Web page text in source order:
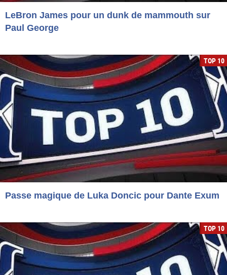
LeBron James pour un dunk de mammouth sur
Paul George
TOP 10
Passe magique de Luka Doncic pour Dante Exum
TOP 10